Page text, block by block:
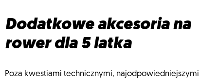
Dodatkowe akcesoria na
rower dla 5 latka
Poza kwestiami technicznymi, najodpowiedniejszymi